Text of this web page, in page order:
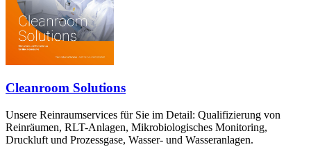
Cleanroom Solutions
Unsere Reinraumservices für Sie im Detail: Qualifizierung von
Reinräumen, RLT-Anlagen, Mikrobiologisches Monitoring,
Druckluft und Prozessgase, Wasser- und Wasseranlagen.